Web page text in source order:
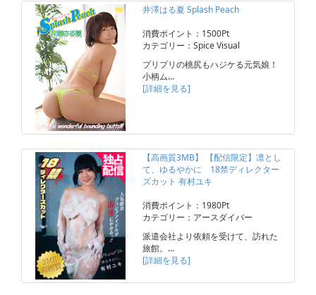
井澤はる夏 Splash Peach
消費ポイント：1500Pt
カテゴリー：Spice Visual
プリプリの桃尻もハジケる元気娘！
小柄ム…
[詳細を見る]
【高画質3MB】 【配信限定】凛とし
て、ゆるやかに 18禁ディレクター
ズカット 有村ユキ
消費ポイント：1980Pt
カテゴリー：アースダイバー
派遣会社より依頼を受けて、訪れた
旅館。…
[詳細を見る]